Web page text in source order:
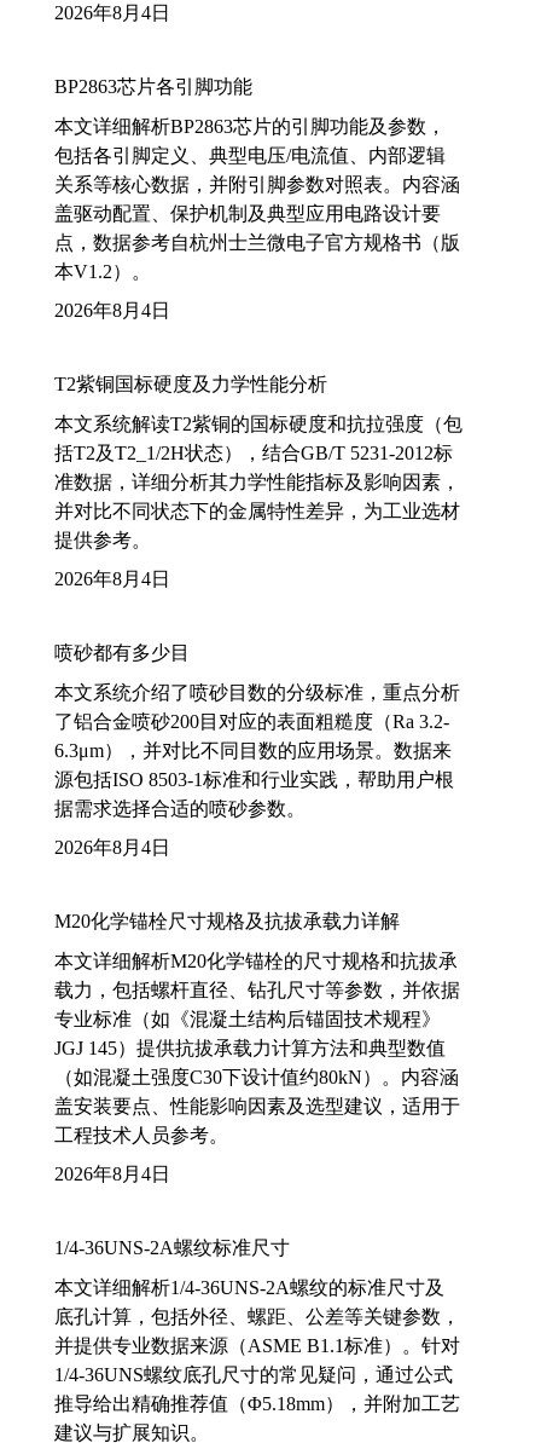
2026年8月4日
BP2863芯片各引脚功能
本文详细解析BP2863芯片的引脚功能及参数，
包括各引脚定义、典型电压/电流值、内部逻辑
关系等核心数据，并附引脚参数对照表。内容涵
盖驱动配置、保护机制及典型应用电路设计要
点，数据参考自杭州士兰微电子官方规格书（版
本V1.2）。
2026年8月4日
T2紫铜国标硬度及力学性能分析
本文系统解读T2紫铜的国标硬度和抗拉强度（包
括T2及T2_1/2H状态），结合GB/T 5231-2012标
准数据，详细分析其力学性能指标及影响因素，
并对比不同状态下的金属特性差异，为工业选材
提供参考。
2026年8月4日
喷砂都有多少目
本文系统介绍了喷砂目数的分级标准，重点分析
了铝合金喷砂200目对应的表面粗糙度（Ra 3.2-
6.3μm），并对比不同目数的应用场景。数据来
源包括ISO 8503-1标准和行业实践，帮助用户根
据需求选择合适的喷砂参数。
2026年8月4日
M20化学锚栓尺寸规格及抗拔承载力详解
本文详细解析M20化学锚栓的尺寸规格和抗拔承
载力，包括螺杆直径、钻孔尺寸等参数，并依据
专业标准（如《混凝土结构后锚固技术规程》
JGJ 145）提供抗拔承载力计算方法和典型数值
（如混凝土强度C30下设计值约80kN）。内容涵
盖安装要点、性能影响因素及选型建议，适用于
工程技术人员参考。
2026年8月4日
1/4-36UNS-2A螺纹标准尺寸
本文详细解析1/4-36UNS-2A螺纹的标准尺寸及
底孔计算，包括外径、螺距、公差等关键参数，
并提供专业数据来源（ASME B1.1标准）。针对
1/4-36UNS螺纹底孔尺寸的常见疑问，通过公式
推导给出精确推荐值（Φ5.18mm），并附加工艺
建议与扩展知识。